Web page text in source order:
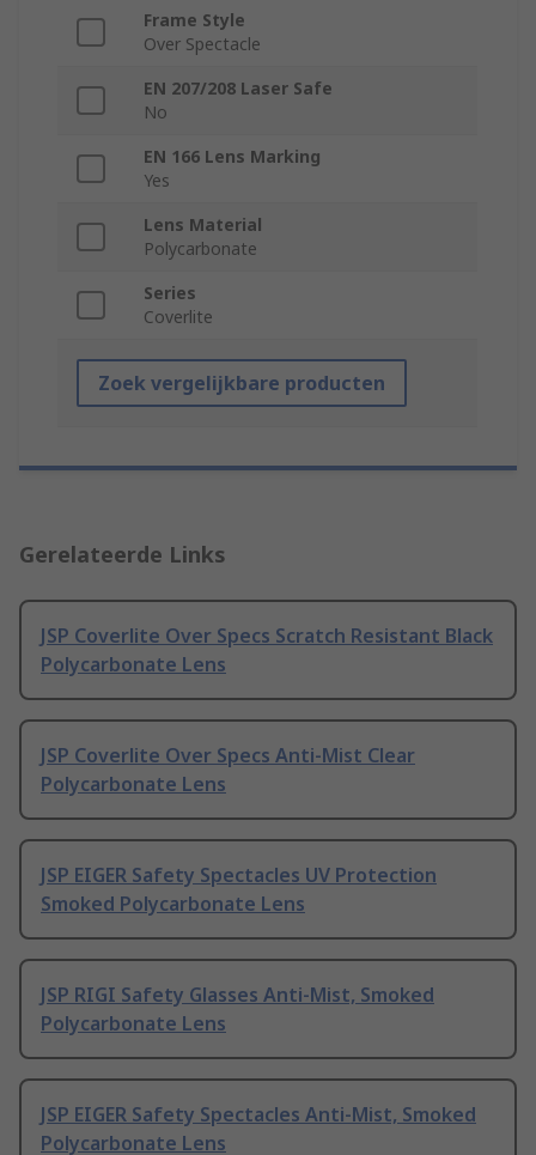
Frame Style
Over Spectacle
EN 207/208 Laser Safe
No
EN 166 Lens Marking
Yes
Lens Material
Polycarbonate
Series
Coverlite
Zoek vergelijkbare producten
Gerelateerde Links
JSP Coverlite Over Specs Scratch Resistant Black
Polycarbonate Lens
JSP Coverlite Over Specs Anti-Mist Clear
Polycarbonate Lens
JSP EIGER Safety Spectacles UV Protection
Smoked Polycarbonate Lens
JSP RIGI Safety Glasses Anti-Mist, Smoked
Polycarbonate Lens
JSP EIGER Safety Spectacles Anti-Mist, Smoked
Polycarbonate Lens